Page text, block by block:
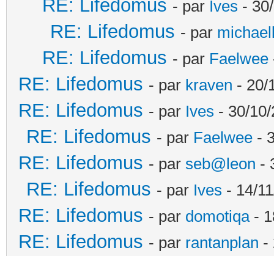
RE: Lifedomus - par Ives -
RE: Lifedomus - par
RE: Lifedomus - par Faelwee
RE: Lifedomus - par kraven - 20/
RE: Lifedomus - par Ives - 30/
RE: Lifedomus - par Faelwee -
RE: Lifedomus - par seb@leon -
RE: Lifedomus - par Ives - 14/
RE: Lifedomus - par domotiqa-
RE: Lifedomus - par rantanplan -